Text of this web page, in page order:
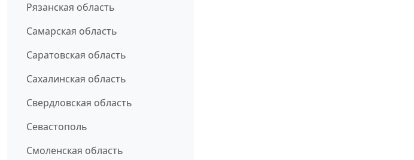
Рязанская область
Самарская область
Саратовская область
Сахалинская область
Свердловская область
Севастополь
Смоленская область